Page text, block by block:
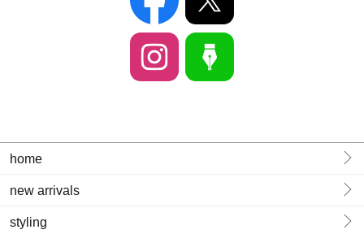
home
new arrivals
styling